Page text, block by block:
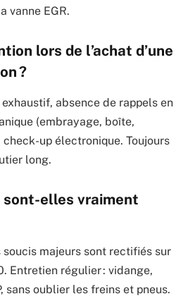
vanne EGR.
lors de l’achat d’une
?
absence de rappels en
(embrayage, boîte,
up électronique. Toujours
long.
sont-elles vraiment
majeurs sont rectifiés sur
Entretien régulier : vidange,
sans oublier les freins et pneus.